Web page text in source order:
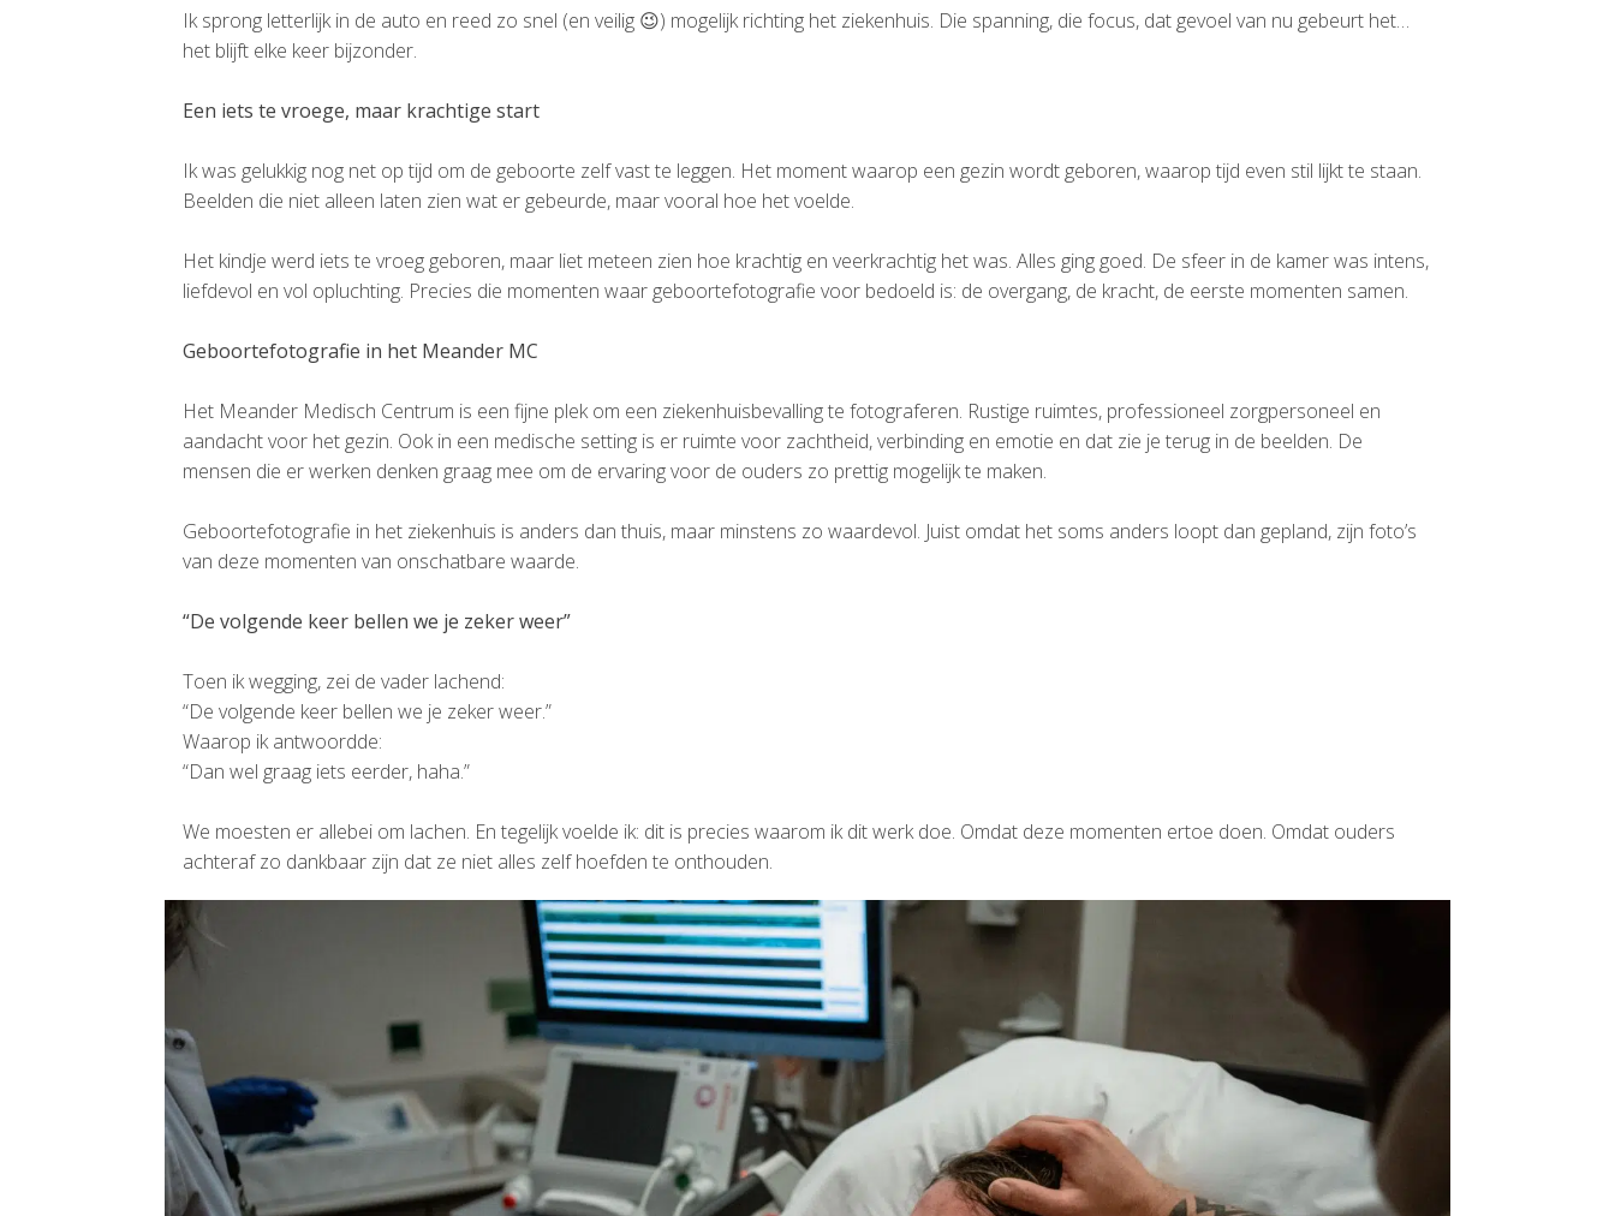
Ik sprong letterlijk in de auto en reed zo snel (en veilig 😉) mogelijk richting het ziekenhuis. Die spanning, die focus, dat gevoel van nu gebeurt het…
het blijft elke keer bijzonder.
Een iets te vroege, maar krachtige start
Ik was gelukkig nog net op tijd om de geboorte zelf vast te leggen. Het moment waarop een gezin wordt geboren, waarop tijd even stil lijkt te staan.
Beelden die niet alleen laten zien wat er gebeurde, maar vooral hoe het voelde.
Het kindje werd iets te vroeg geboren, maar liet meteen zien hoe krachtig en veerkrachtig het was. Alles ging goed. De sfeer in de kamer was intens,
liefdevol en vol opluchting. Precies die momenten waar geboortefotografie voor bedoeld is: de overgang, de kracht, de eerste momenten samen.
Geboortefotografie in het Meander MC
Het Meander Medisch Centrum is een fijne plek om een ziekenhuisbevalling te fotograferen. Rustige ruimtes, professioneel zorgpersoneel en
aandacht voor het gezin. Ook in een medische setting is er ruimte voor zachtheid, verbinding en emotie en dat zie je terug in de beelden. De
mensen die er werken denken graag mee om de ervaring voor de ouders zo prettig mogelijk te maken.
Geboortefotografie in het ziekenhuis is anders dan thuis, maar minstens zo waardevol. Juist omdat het soms anders loopt dan gepland, zijn foto’s
van deze momenten van onschatbare waarde.
“De volgende keer bellen we je zeker weer”
Toen ik wegging, zei de vader lachend:
“De volgende keer bellen we je zeker weer.”
Waarop ik antwoordde:
“Dan wel graag iets eerder, haha.”
We moesten er allebei om lachen. En tegelijk voelde ik: dit is precies waarom ik dit werk doe. Omdat deze momenten ertoe doen. Omdat ouders
achteraf zo dankbaar zijn dat ze niet alles zelf hoefden te onthouden.